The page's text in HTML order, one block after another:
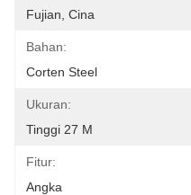
Fujian, Cina
Bahan:
Corten Steel
Ukuran:
Tinggi 27 M
Fitur:
Angka